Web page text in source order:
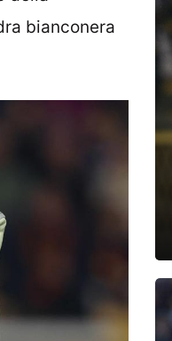
bianconera